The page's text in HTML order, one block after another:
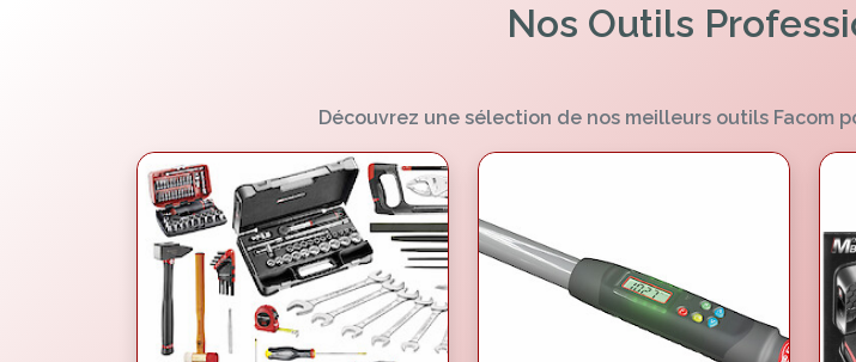
Nos Outils
Découvrez une sélection de nos meilleurs outils Facom